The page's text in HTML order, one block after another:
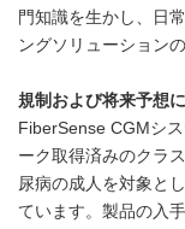
門知識を生かし、日
ングソリューション
規制および将来予想
FiberSense CGMシ
ーク取得済みのクラ
尿病の成人を対象と
ています。製品の入